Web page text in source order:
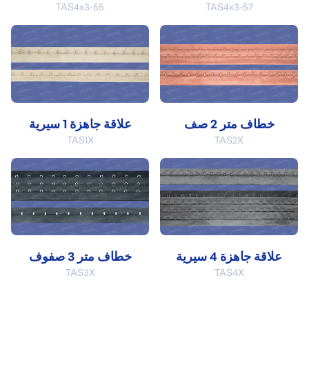
TAS4x3-55 TAS4x3-57
علاقة جاهزة 1 سيرية
TAS1X
خطاف متر 2 صف
TAS2X
خطاف متر 3 صفوف
TAS3X
علاقة جاهزة 4 سيرية
TAS4X